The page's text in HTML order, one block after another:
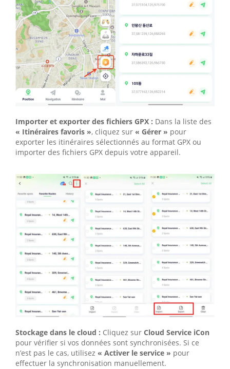
Importer et exporter des fichiers GPX : Dans la liste des
« Itinéraires favoris », cliquez sur « Gérer » pour
exporter les itinéraires sélectionnés au format GPX ou
importer des fichiers GPX depuis votre appareil.
Stockage dans le cloud : Cliquez sur Cloud Service iCon
pour vérifier si vos données sont synchronisées. Si ce
n’est pas le cas, utilisez « Activer le service » pour
effectuer la synchronisation manuellement.